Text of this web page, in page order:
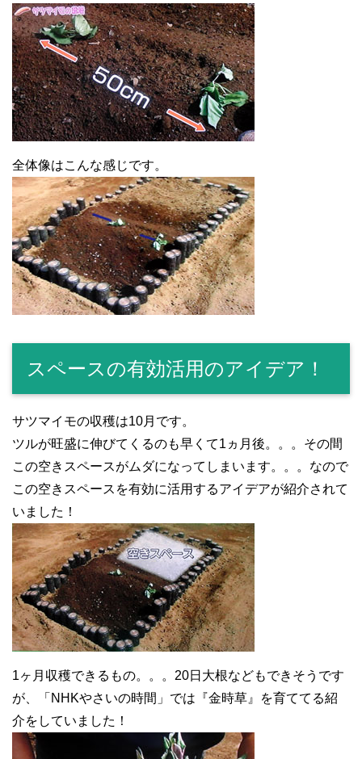
全体像はこんな感じです。
スペースの有効活用のアイデア！
サツマイモの収穫は10月です。
ツルが旺盛に伸びてくるのも早くて1ヵ月後。。。その間
この空きスペースがムダになってしまいます。。。なので
この空きスペースを有効に活用するアイデアが紹介されて
いました！
1ヶ月収穫できるもの。。。20日大根などもできそうです
が、「NHKやさいの時間」では『金時草』を育ててる紹
介をしていました！